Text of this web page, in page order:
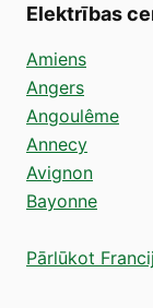
Elektrības
Amiens
Angers
Angoulême
Annecy
Avignon
Bayonne
Pārlūkot